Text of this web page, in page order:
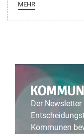
MEHR
Der
Kommunen